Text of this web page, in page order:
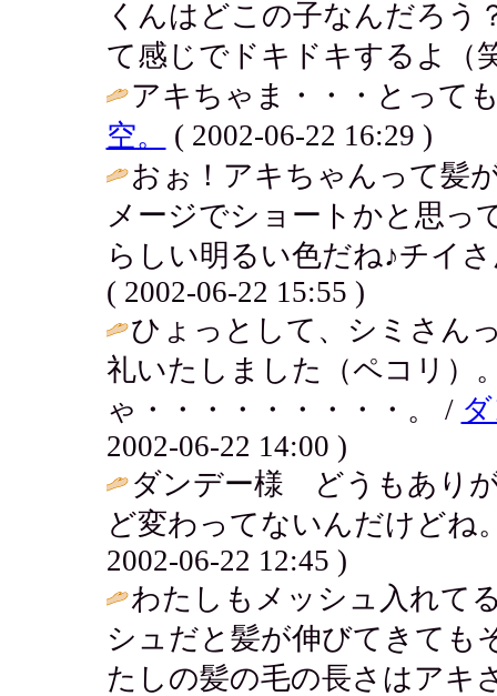
くんはどこの子なんだろ
て感じでドキドキするよ（
アキちゃま・・・とって
空。
( 2002-06-22 16:29 )
おぉ！アキちゃんって髪
メージでショートかと思っ
らしい明るい色だね♪チイ
( 2002-06-22 15:55 )
ひょっとして、シミさん
礼いたしました（ペコリ）
ゃ・・・・・・・・・。 /
2002-06-22 14:00 )
ダンデー様 どうもあり
ど変わってないんだけどね
2002-06-22 12:45 )
わたしもメッシュ入れて
シュだと髪が伸びてきても
たしの髪の毛の長さはア